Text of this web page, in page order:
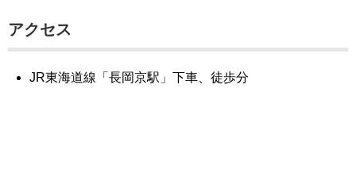
アクセス
JR東海道線「長岡京駅」下車、徒歩分